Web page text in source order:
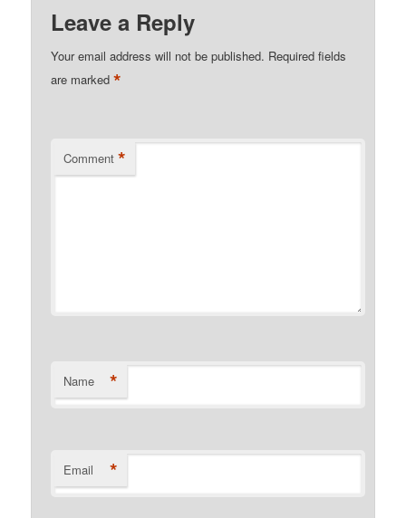
Leave a Reply
Your email address will not be published. Required fields
are marked*
Comment *
Name *
Email *